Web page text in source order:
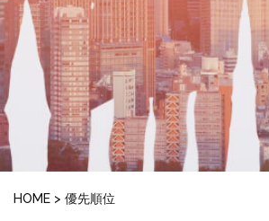
HOME > 優先順位